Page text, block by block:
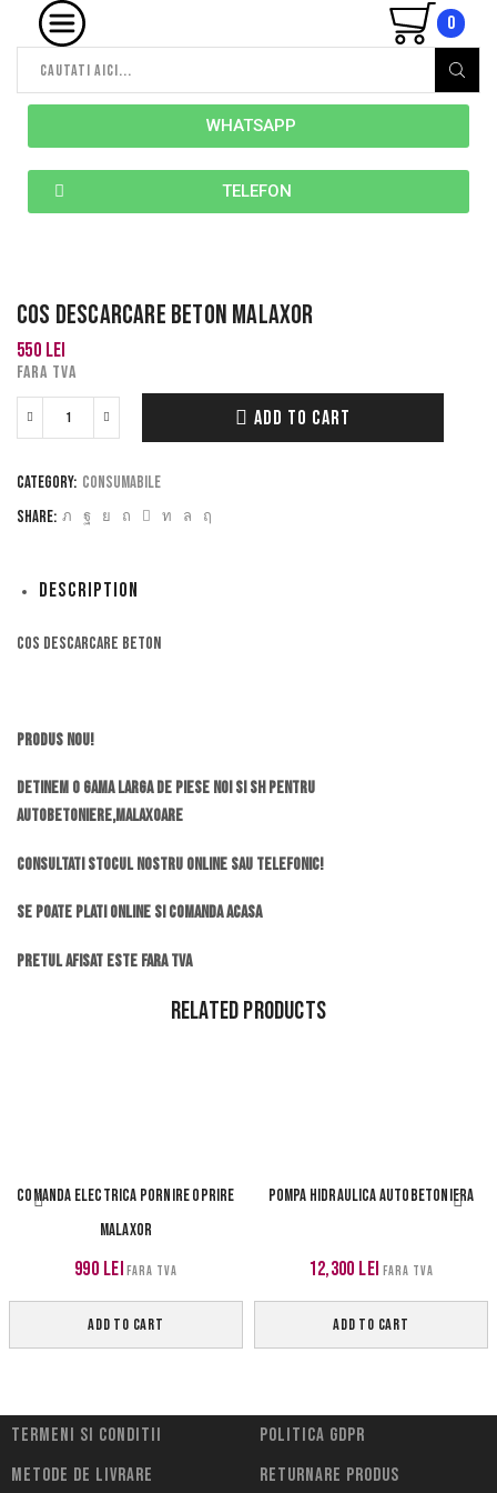
0
WHATSAPP
TELEFON
COS DESCARCARE BETON MALAXOR
550 lei
FARA TVA
ADD TO CART
Category: Consumabile
Share:
Description
Cos descarcare beton
Produs Nou!
Detinem o gama larga de piese noi si SH pentru
autobetoniere,malaxoare
Consultati stocul nostru online sau telefonic!
Se poate plati online si comanda acasa
Pretul afisat este fara TVA
Related Products
COMANDA ELECTRICA PORNIRE OPRIRE
MALAXOR
990 lei FARA TVA
ADD TO CART
POMPA HIDRAULICA AUTOBETONIERA
12,300 lei FARA TVA
ADD TO CART
Termeni si conditii
Metode de livrare
Politica Gdpr
Returnare Produs